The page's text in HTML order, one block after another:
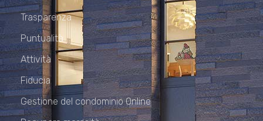
Trasparenza
Puntualità
Attività
Fiducia
Gestione del condominio Online